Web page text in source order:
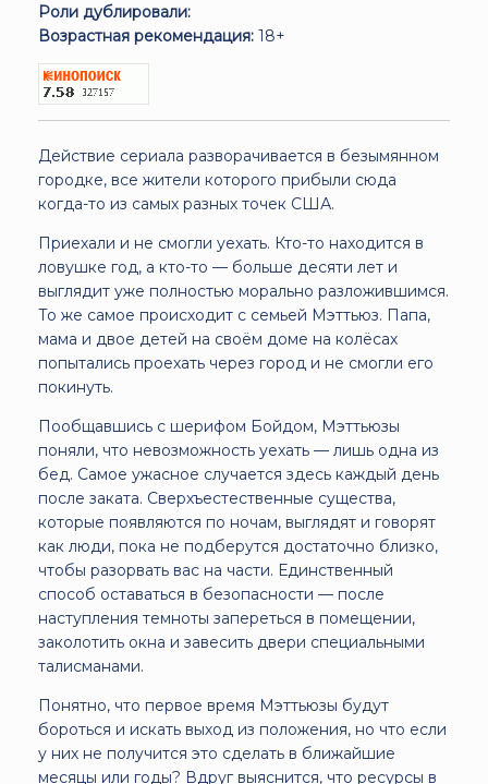
Роли дублировали:
Возрастная рекомендация: 18+
Действие сериала разворачивается в безымянном
городке, все жители которого прибыли сюда
когда-то из самых разных точек США.
Приехали и не смогли уехать. Кто-то находится в
ловушке год, а кто-то — больше десяти лет и
выглядит уже полностью морально разложившимся.
То же самое происходит с семьей Мэттьюз. Папа,
мама и двое детей на своём доме на колёсах
попытались проехать через город и не смогли его
покинуть.
Пообщавшись с шерифом Бойдом, Мэттьюзы
поняли, что невозможность уехать — лишь одна из
бед. Самое ужасное случается здесь каждый день
после заката. Сверхъестественные существа,
которые появляются по ночам, выглядят и говорят
как люди, пока не подберутся достаточно близко,
чтобы разорвать вас на части. Единственный
способ оставаться в безопасности — после
наступления темноты запереться в помещении,
заколотить окна и завесить двери специальными
талисманами.
Понятно, что первое время Мэттьюзы будут
бороться и искать выход из положения, но что если
у них не получится это сделать в ближайшие
месяцы или годы? Вдруг выяснится, что ресурсы в